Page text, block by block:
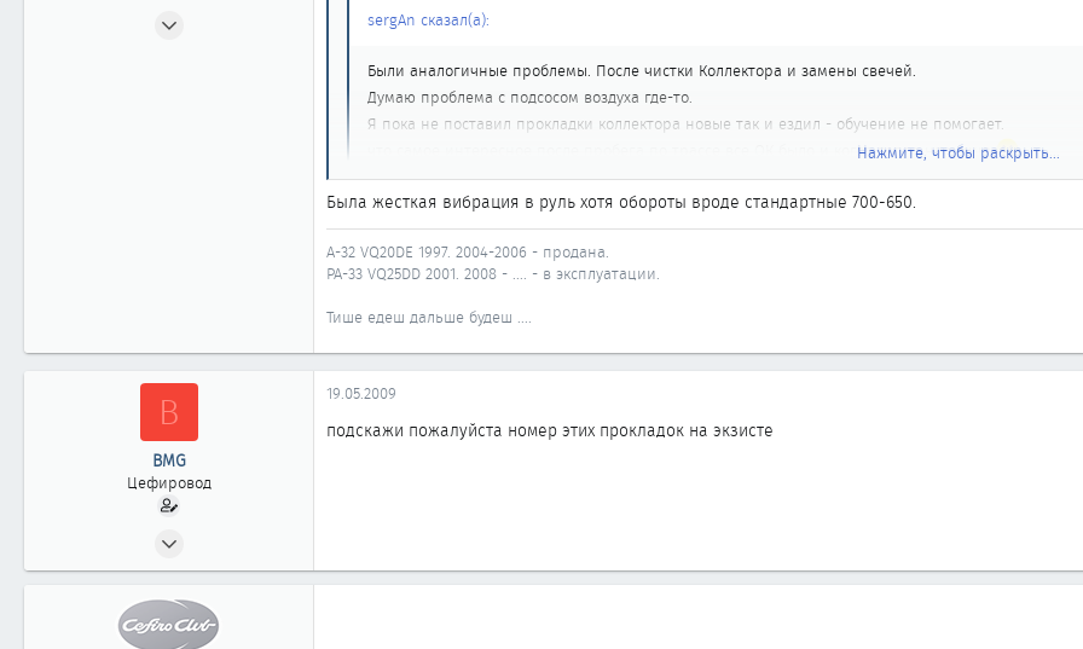
sergAn сказал(а):
Были аналогичные проблемы. После чистки Коллектора и замены свечей.
Думаю проблема с подсосом воздуха где-то.
Я пока не поставил прокладки коллектора новые так и ездил - обучение не помогает.
что самое интересное после пробега по трассе все ОК было и когда тепло на улице
Нажмите, чтобы раскрыть...
Хмм...
И вибрация на руле ушла после замены прокладок впускного коллектора?
Нажмите, чтобы раскрыть...
Была жесткая вибрация в руль хотя обороты вроде стандартные 700-650.
A-32 VQ20DE 1997. 2004-2006 - продана.
PA-33 VQ25DD 2001. 2008 - .... - в эксплуатации.
Тише едеш дальше будеш ....
B
BMG
Цефировод
602
19.05.2009
подскажи пожалуйста номер этих прокладок на экзисте